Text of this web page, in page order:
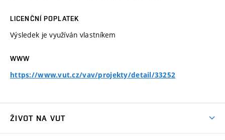
LICENČNÍ POPLATEK
Výsledek je využíván vlastníkem
WWW
https://www.vut.cz/vav/projekty/detail/33252
ŽIVOT NA VUT